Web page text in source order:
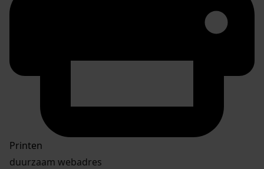
Printen
duurzaam webadres